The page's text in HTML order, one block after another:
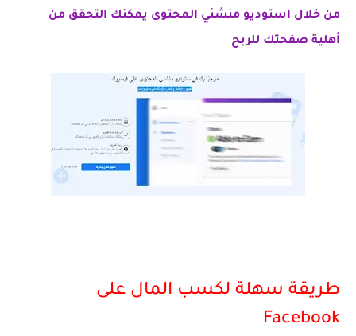
من خلال استوديو منشئي المحتوى يمكنك التحقق من
أهلية صفحتك للربح
طريقة سهلة لكسب المال على
Facebook